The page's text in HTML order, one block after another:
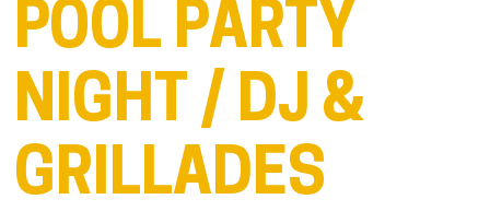
POOL PARTY
NIGHT / DJ &
GRILLADES